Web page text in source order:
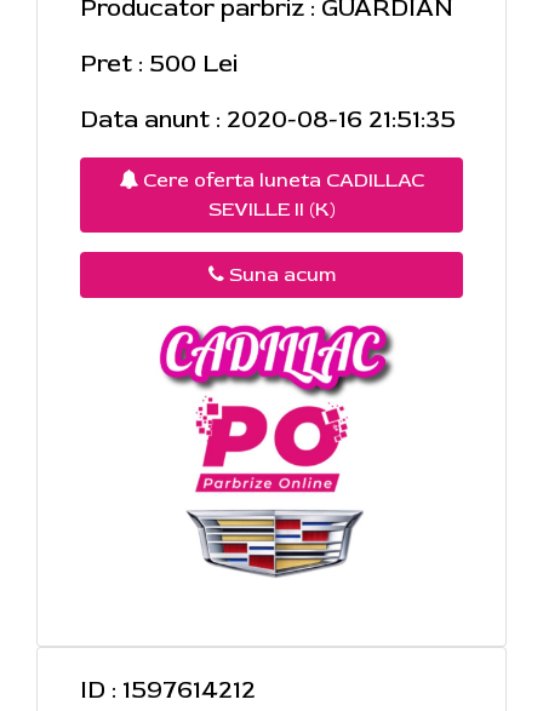
Producator parbriz : GUARDIAN
Pret : 500 Lei
Data anunt : 2020-08-16 21:51:35
Cere oferta luneta CADILLAC
SEVILLE II (K)
Suna acum
ID : 1597614212